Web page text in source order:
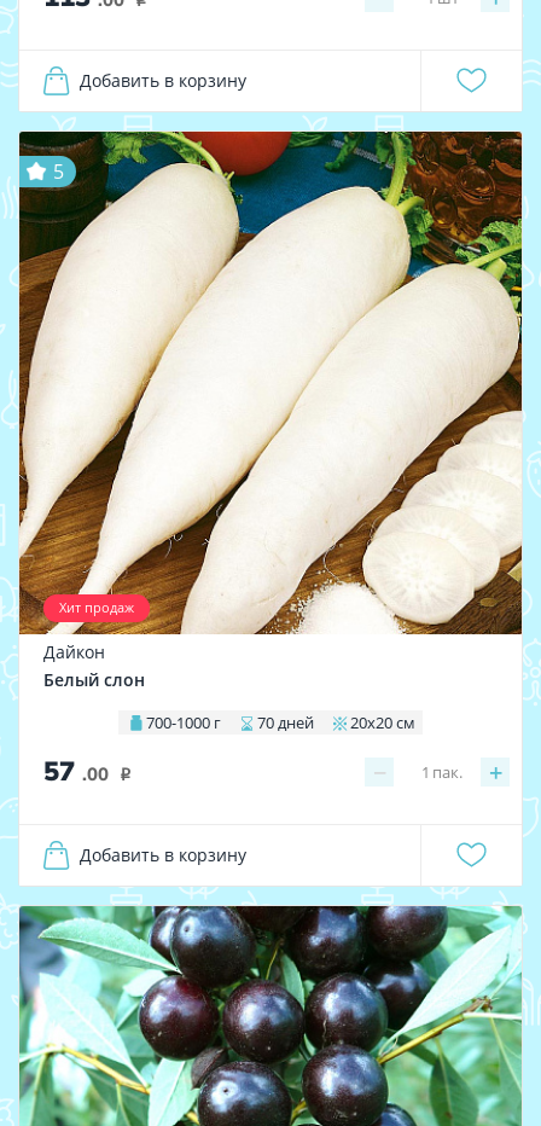
Добавить в корзину
Хит продаж
5
Дайкон
Белый слон
700-1000 г 70 дней 20х20 см
57 .00 i − +
1 пак.
Добавить в корзину